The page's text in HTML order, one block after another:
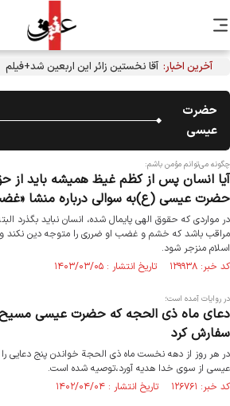
آخرین اخبار: آقا نخستین زائر این اربعین شد+فیلم
حضرت
عیسی
چگونه می‌توانم مؤمن باشم:
آیا انسان پس از کظم غیظ همیشه باید از
حضرت عیسی (ع)به سوالی درباره منشا
در مواردی که حقوق الهی پایمال شده، انسان نباید بگذرد
مراقب باشد که خشم و غضب او ضرری را متوجه دین نکند
اسلام منزجر شود.
کد خبر: ۱۲۹۹۳۸ تاریخ انتشار : ۱۴۰۳/۰۳/۰۵
در روایات آمده است؛
دعای ماه ذی الحجه که حضرت عیسی
سفارش کرد
در هر روز از دهه نخست ماه ذی الحجة خواندن پنج
عیسی از سوی خدا هدیه آورد،توصیه شده است.
کد خبر: ۱۲۶۷۶۱ تاریخ انتشار : ۱۴۰۲/۰۴/۰۴